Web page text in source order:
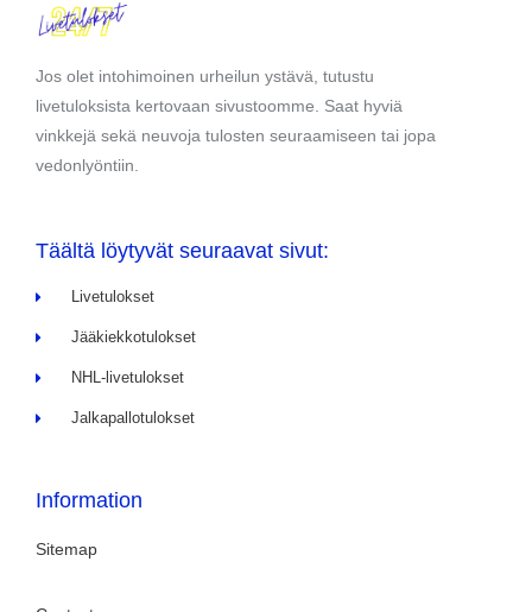
Jos olet intohimoinen urheilun ystävä, tutustu
livetuloksista kertovaan sivustoomme. Saat hyviä
vinkkejä sekä neuvoja tulosten seuraamiseen tai jopa
vedonlyöntiin.
Täältä löytyvät seuraavat sivut:
Livetulokset
Jääkiekkotulokset
NHL-livetulokset
Jalkapallotulokset
Information
Sitemap